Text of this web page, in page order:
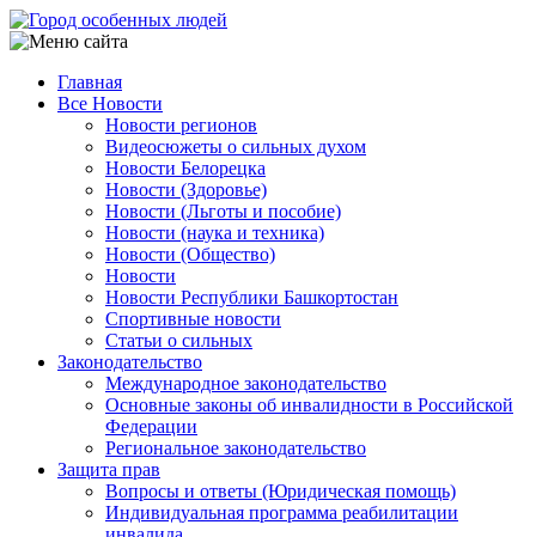
Перейти
к
содержанию
Main
navigation
Главная
Все Новости
Новости регионов
Видеосюжеты о сильных духом
Новости Белорецка
Новости (Здоровье)
Новости (Льготы и пособие)
Новости (наука и техника)
Новости (Общество)
Новости
Новости Республики Башкортостан
Спортивные новости
Статьи о сильных
Законодательство
Международное законодательство
Основные законы об инвалидности в Российской
Федерации
Региональное законодательство
Защита прав
Вопросы и ответы (Юридическая помощь)
Индивидуальная программа реабилитации